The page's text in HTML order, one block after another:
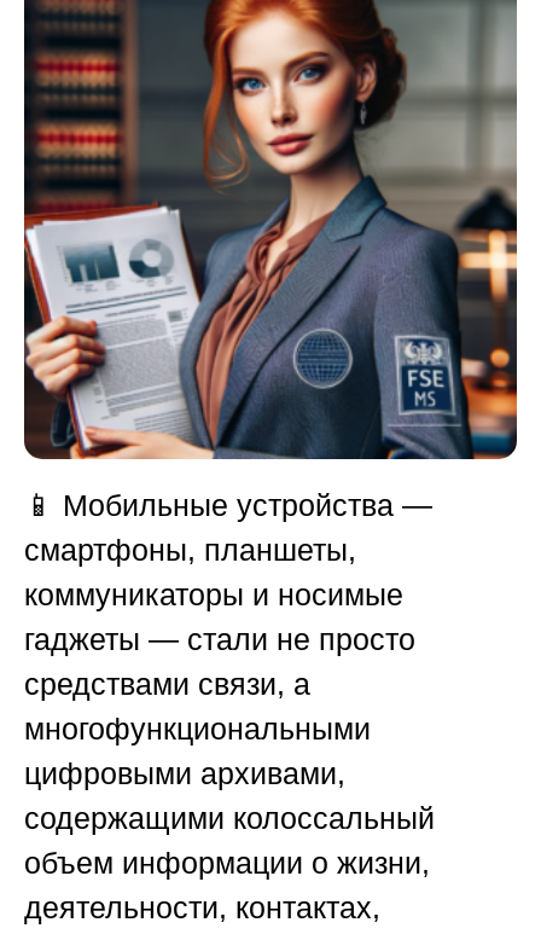
📱 Мобильные устройства —
смартфоны, планшеты,
коммуникаторы и носимые
гаджеты — стали не просто
средствами связи, а
многофункциональными
цифровыми архивами,
содержащими колоссальный
объем информации о жизни,
деятельности, контактах,